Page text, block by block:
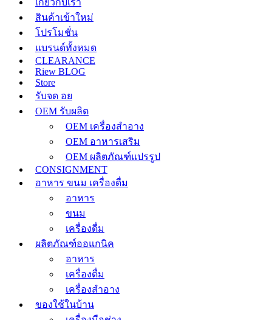
สินค้าเข้าใหม่
โปรโมชั่น
แบรนด์ทั้งหมด
CLEARANCE
Riew BLOG
Store
รับจด อย
OEM รับผลิต
OEM เครื่องสำอาง
OEM อาหารเสริม
OEM ผลิตภัณฑ์แปรรูป
CONSIGNMENT
อาหาร ขนม เครื่องดื่ม
อาหาร
ขนม
เครื่องดื่ม
ผลิตภัณฑ์ออแกนิค
อาหาร
เครื่องดื่ม
เครื่องสำอาง
ของใช้ในบ้าน